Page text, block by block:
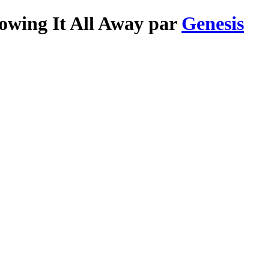
It All Away par Genesis